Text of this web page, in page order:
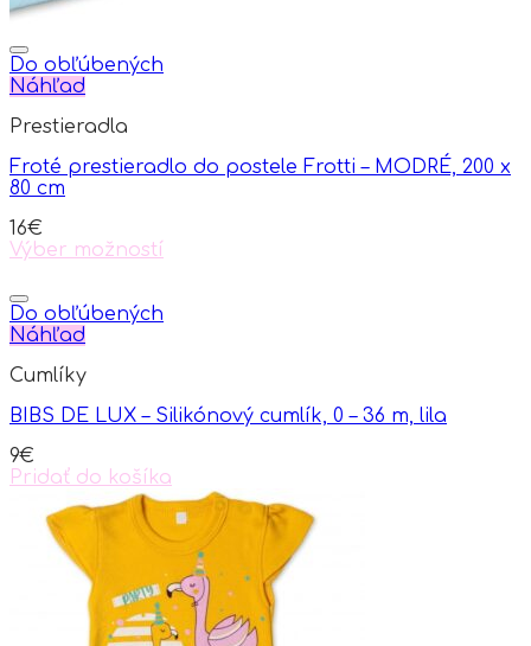
Do obľúbených
Náhľad
Prestieradla
Froté prestieradlo do postele Frotti – MODRÉ, 200 x
80 cm
16€
Výber možností
product
has
multiple
The
may
chosen
on
product
page
Do obľúbených
Náhľad
Cumlíky
BIBS DE LUX – Silikónový cumlík, 0 – 36 m, lila
9€
Pridať do košíka